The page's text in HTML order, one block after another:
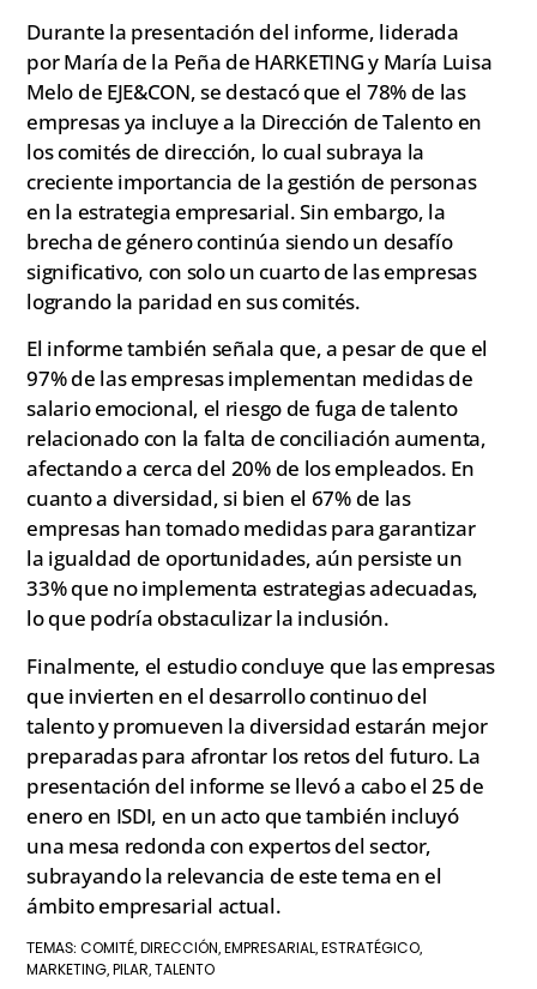
Durante la presentación del informe, liderada
por María de la Peña de HARKETING y María Luisa
Melo de EJE&CON, se destacó que el 78% de las
empresas ya incluye a la Dirección de Talento en
los comités de dirección, lo cual subraya la
creciente importancia de la gestión de personas
en la estrategia empresarial. Sin embargo, la
brecha de género continúa siendo un desafío
significativo, con solo un cuarto de las empresas
logrando la paridad en sus comités.
El informe también señala que, a pesar de que el
97% de las empresas implementan medidas de
salario emocional, el riesgo de fuga de talento
relacionado con la falta de conciliación aumenta,
afectando a cerca del 20% de los empleados. En
cuanto a diversidad, si bien el 67% de las
empresas han tomado medidas para garantizar
la igualdad de oportunidades, aún persiste un
33% que no implementa estrategias adecuadas,
lo que podría obstaculizar la inclusión.
Finalmente, el estudio concluye que las empresas
que invierten en el desarrollo continuo del
talento y promueven la diversidad estarán mejor
preparadas para afrontar los retos del futuro. La
presentación del informe se llevó a cabo el 25 de
enero en ISDI, en un acto que también incluyó
una mesa redonda con expertos del sector,
subrayando la relevancia de este tema en el
ámbito empresarial actual.
TEMAS:COMITÉ, DIRECCIÓN, EMPRESARIAL, ESTRATÉGICO,
MARKETING, PILAR,TALENTO